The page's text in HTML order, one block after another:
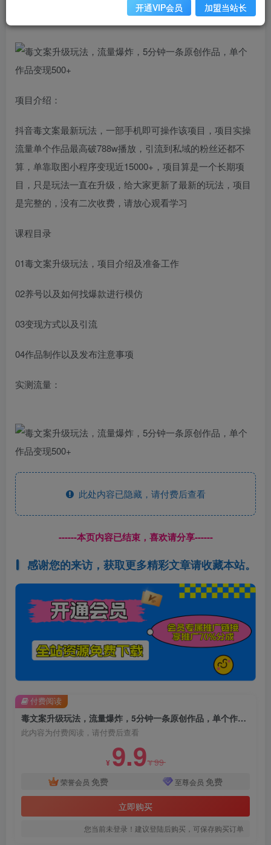
2779 140
项目介绍：
抖音毒文案最新玩法，一部手机即可操作该项目，项目实操
流量单个作品最高破788w播放，引流到私域的粉丝还都不
算，单靠取图小程序变现近15000+，项目算是一个长期项
目，只是玩法一直在升级，给大家更新了最新的玩法，项目
是完整的，没有二次收费，请放心观看学习
课程目录
01毒文案升级玩法，项目介绍及准备工作
02养号以及如何找爆款进行模仿
03变现方式以及引流
04作品制作以及发布注意事项
实测流量：
此处内容已隐藏，请付费后查看
------本页内容已结束，喜欢请分享------
感谢您的来访，获取更多精彩文章请收藏本站。
毒文案升级玩法，流量爆炸，5分钟一条原创作品，单个作品变现500+
此内容为付费阅读，请付费后查看
¥ 9.9¥99
荣誉会员 免费 至尊会员 免费
立即购买
您当前未登录！建议登陆后购买，可保存购买订单
付费阅读
开通VIP会员 加盟当站长